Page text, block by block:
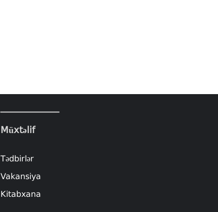
Müxtəlif
Tədbirlər
Vakansiya
Kitabxana